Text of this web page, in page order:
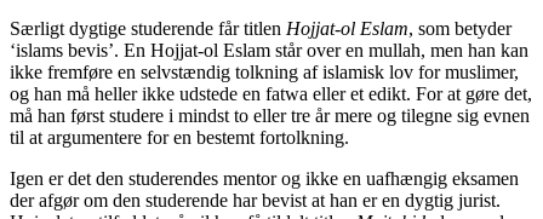
Særligt dygtige studerende får titlen Hojjat-ol Eslam, som betyder
‘islams bevis’. En Hojjat-ol Eslam står over en mullah, men han kan
ikke fremføre en selvstændig tolkning af islamisk lov for muslimer,
og han må heller ikke udstede en fatwa eller et edikt. For at gøre det,
må han først studere i mindst to eller tre år mere og tilegne sig evnen
til at argumentere for en bestemt fortolkning.
Igen er det den studerendes mentor og ikke en uafhængig eksamen
der afgør om den studerende har bevist at han er en dygtig jurist.